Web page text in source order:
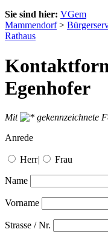
Sie sind hier: VGem
Mammendorf>
Rathaus
Egenhofer
Mit
gekennzeichnete
Anrede
Herr| Frau
Name
Vorname
Strasse / Nr.